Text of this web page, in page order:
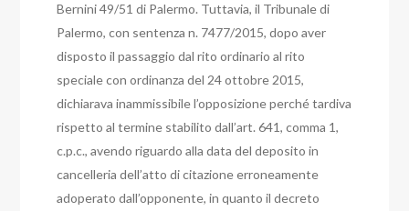
Bernini 49/51 di Palermo. Tuttavia, il Tribunale di
Palermo, con sentenza n. 7477/2015, dopo aver
disposto il passaggio dal rito ordinario al rito
speciale con ordinanza del 24 ottobre 2015,
dichiarava inammissibile l’opposizione perché tardiva
rispetto al termine stabilito dall’art. 641, comma 1,
c.p.c., avendo riguardo alla data del deposito in
cancelleria dell’atto di citazione erroneamente
adoperato dall’opponente, in quanto il decreto